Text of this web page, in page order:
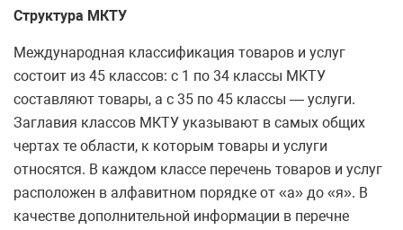
Структура МКТУ
Международная классификация товаров и услуг
состоит из 45 классов: с 1 по 34 классы МКТУ
составляют товары, а с 35 по 45 классы — услуги.
Заглавия классов МКТУ указывают в самых общих
чертах те области, к которым товары и услуги
относятся. В каждом классе перечень товаров и услуг
расположен в алфавитном порядке от «а» до «я». В
качестве дополнительной информации в перечне